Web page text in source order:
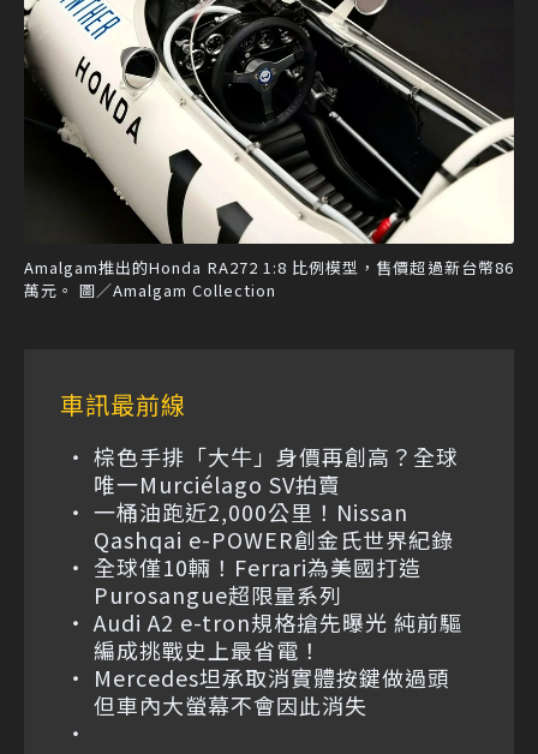
Amalgam推出的Honda RA272 1:8 比例模型，售價超過新台幣86
萬元。 圖／Amalgam Collection
車訊最前線
棕色手排「大牛」身價再創高？全球
唯一Murciélago SV拍賣
一桶油跑近2,000公里！Nissan
Qashqai e-POWER創金氏世界紀錄
全球僅10輛！Ferrari為美國打造
Purosangue超限量系列
Audi A2 e-tron規格搶先曝光 純前驅
編成挑戰史上最省電！
Mercedes坦承取消實體按鍵做過頭
但車內大螢幕不會因此消失